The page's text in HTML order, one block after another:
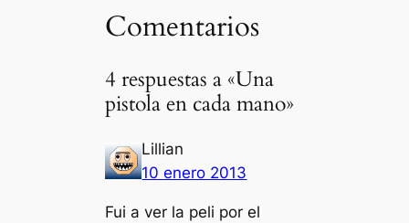
Comentarios
4 respuestas a «Una
pistola en cada mano»
Lillian
10 enero 2013
Fui a ver la peli por el